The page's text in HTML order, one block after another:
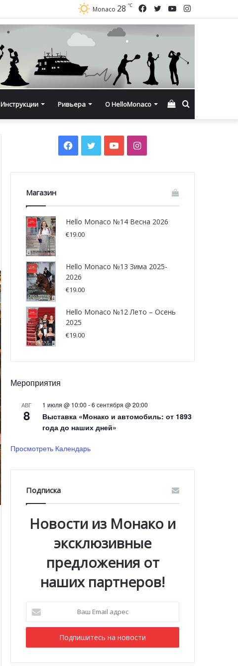
Instagram
YouTube
Twitter
Facebook
Monaco 28 ℃
Инструкции Ривьера О HelloMonaco Смотреть
Facebook
TwitterYouTubeInstagram
Магазин
Hello Monaco №14 Весна 2026
€19.00
Hello Monaco №13 Зима 2025-
2026
€19.00
Hello Monaco №12 Лето – Осень
2025
€19.00
Мероприятия
АВГ
8
1 июля @ 10:00 -6 сентября @ 20:00
Выставка «Монако и автомобиль: от 1893
года до наших дней»
Просмотреть Календарь
Подписка
Новости из Монако и
эксклюзивные
предложения от
наших партнеров!
Email
адрес